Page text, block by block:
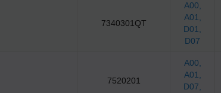
7340301QT
A00
A01
D01
D07
7520201
A00
A01
D07